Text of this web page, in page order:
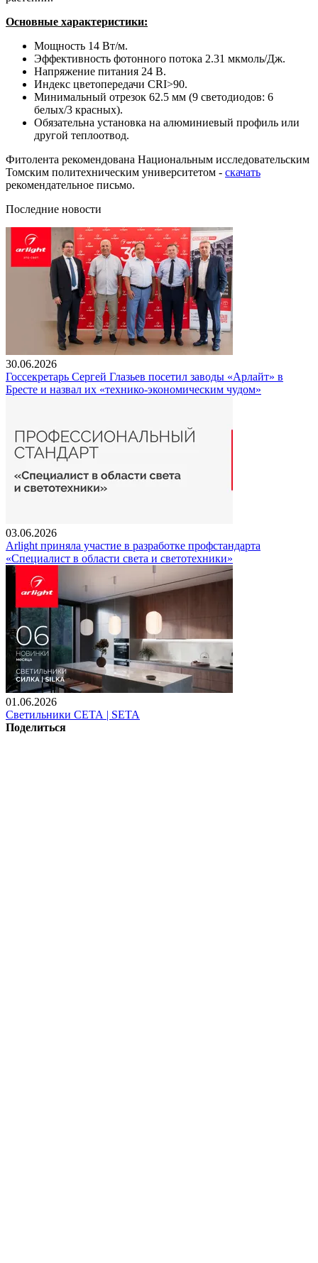
Основные характеристики:
Мощность 14 Вт/м.
Эффективность фотонного потока 2.31 мкмоль/Дж.
Напряжение питания 24 В.
Индекс цветопередачи CRI>90.
Минимальный отрезок 62.5 мм (9 светодиодов: 6
белых/3 красных).
Обязательна установка на алюминиевый профиль или
другой теплоотвод.
Фитолента рекомендована Национальным исследовательским
Томским политехническим университетом - скачать
рекомендательное письмо.
Последние новости
30.06.2026
Госсекретарь Сергей Глазьев посетил заводы «Арлайт» в
Бресте и назвал их «технико-экономическим чудом»
03.06.2026
Arlight приняла участие в разработке профстандарта
«Специалист в области света и светотехники»
01.06.2026
Светильники СЕТА | SETA
Поделиться